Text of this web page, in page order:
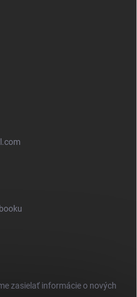
zasielať informácie o nových